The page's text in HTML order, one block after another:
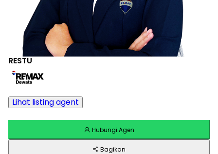
RESTU
Lihat listing agent
Hubungi Agen
Bagikan